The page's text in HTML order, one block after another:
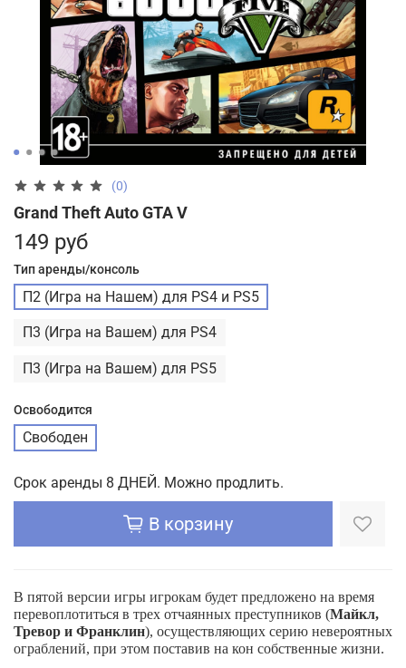
(0)
Grand Theft Auto GTA V
149 руб
Тип аренды/консоль
П2 (Игра на Нашем) для PS4 и PS5
П3 (Игра на Вашем) для PS4
П3 (Игра на Вашем) для PS5
Освободится
Свободен
Срок аренды 8 ДНЕЙ. Можно продлить.
В корзину
В пятой версии игры игрокам будет предложено на время
перевоплотиться в трех отчаянных преступников (Майкл,
Тревор и Франклин), осуществляющих серию невероятных
ограблений, при этом поставив на кон собственные жизни.